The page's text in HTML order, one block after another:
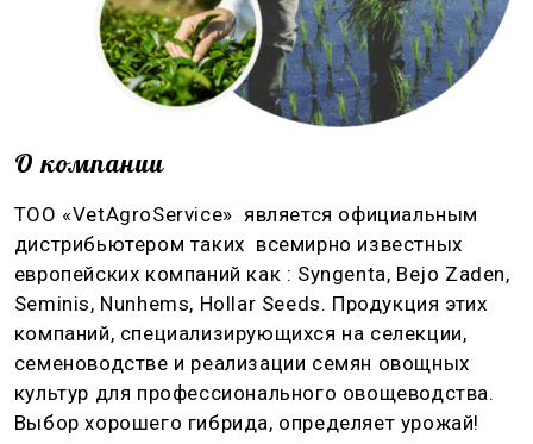
О компании
ТОО «VetAgroService» является официальным
дистрибьютером таких всемирно известных
европейских компаний как : Syngenta, Bejo Zaden,
Seminis, Nunhems, Hollar Seeds. Продукция этих
компаний, специализирующихся на селекции,
семеноводстве и реализации семян овощных
культур для профессионального овощеводства.
Выбор хорошего гибрида, определяет урожай!